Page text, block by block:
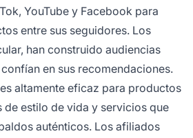
YouTube y Facebook para
entre sus seguidores. Los
han construido audiencias
en sus recomendaciones.
altamente eficaz para productos
de estilo de vida y servicios que
auténticos. Los afiliados